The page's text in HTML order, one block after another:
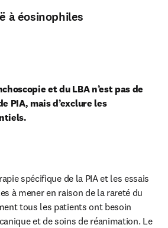
à éosinophiles
et du LBA n’est pas de
PIA, mais d’exclure les
spécifique de la PIA et les essais
à mener en raison de la rareté du
tous les patients ont besoin
et de soins de réanimation. Le